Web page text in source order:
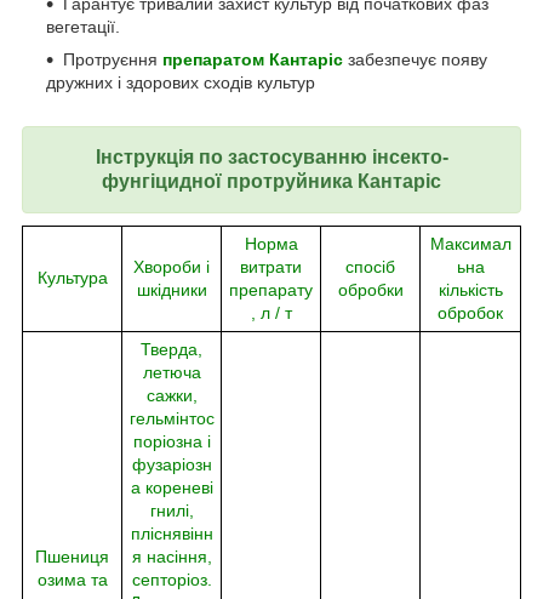
вегетації.
Протруєння препаратом Кантаріс забезпечує появу
дружних і здорових сходів культур
Інструкція по застосуванню інсекто-
фунгіцидної протруйника Кантаріс
Культура
Хвороби і
шкідники
Норма
витрати
препарату
, л / т
спосіб
обробки
Максимал
ьна
кількість
обробок
Пшениця
озима та
Тверда,
летюча
сажки,
гельмінтос
поріозна і
фузаріозн
а кореневі
гнилі,
пліснявінн
я насіння,
септоріоз.